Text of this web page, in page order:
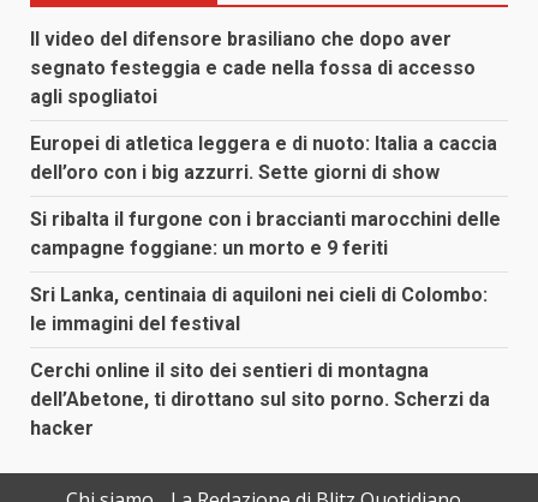
Il video del difensore brasiliano che dopo aver
segnato festeggia e cade nella fossa di accesso
agli spogliatoi
Europei di atletica leggera e di nuoto: Italia a caccia
dell’oro con i big azzurri. Sette giorni di show
Si ribalta il furgone con i braccianti marocchini delle
campagne foggiane: un morto e 9 feriti
Sri Lanka, centinaia di aquiloni nei cieli di Colombo:
le immagini del festival
Cerchi online il sito dei sentieri di montagna
dell’Abetone, ti dirottano sul sito porno. Scherzi da
hacker